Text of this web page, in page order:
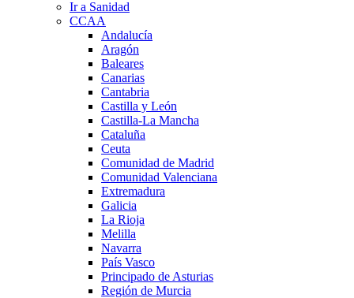
Ir a Sanidad
CCAA
Andalucía
Aragón
Baleares
Canarias
Cantabria
Castilla y León
Castilla-La Mancha
Cataluña
Ceuta
Comunidad de Madrid
Comunidad Valenciana
Extremadura
Galicia
La Rioja
Melilla
Navarra
País Vasco
Principado de Asturias
Región de Murcia